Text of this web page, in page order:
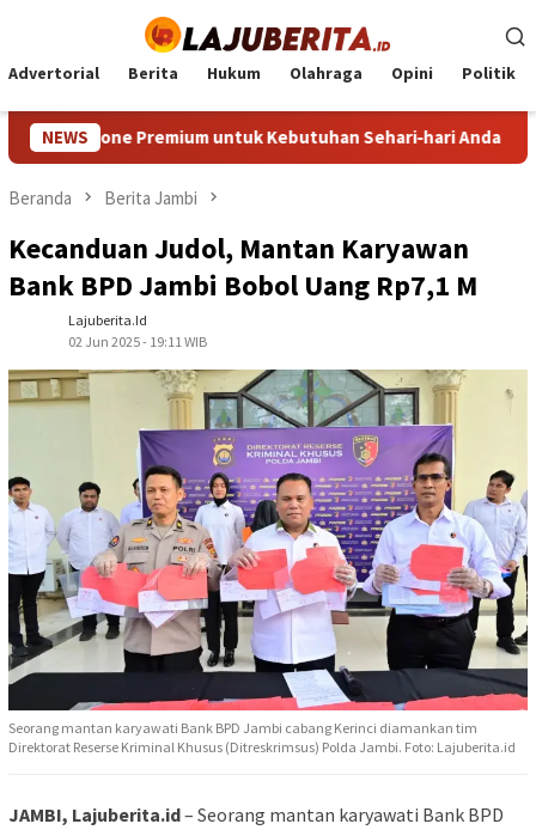
konten
Advertorial Berita Hukum Olahraga Opini Politik
NEWS
Premium untuk Kebutuhan Sehari‑hari Anda HP
Beranda Berita Jambi
Kecanduan Judol, Mantan Karyawan
Bank BPD Jambi Bobol Uang Rp7,1 M
Lajuberita.id
02 Jun 2025 - 19:11 WIB
Seorang mantan karyawati Bank BPD Jambi cabang Kerinci diamankan tim
Direktorat Reserse Kriminal Khusus (Ditreskrimsus) Polda Jambi. Foto: Lajuberita.id
JAMBI, Lajuberita.id– Seorang mantan karyawati Bank BPD